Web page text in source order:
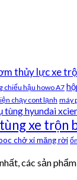
thủy lực xe
chiếu hậu howo A7
chạy cont lạnh máy
tùng hyundai
xe trộn
chở xi măng rời
các sản